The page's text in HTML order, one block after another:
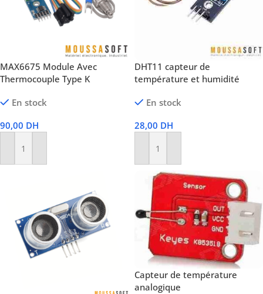
MAX6675 Module Avec
Thermocouple Type K
En stock
90,00 DH
Ajouter Au Panier
DHT11 capteur de
température et humidité
En stock
28,00 DH
Ajouter Au Panier
Capteur de température
analogique